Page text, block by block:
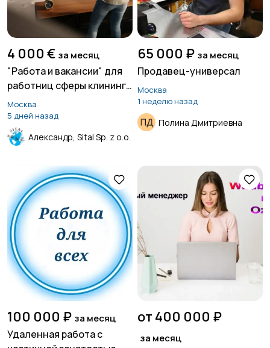
4 000 € за месяц
"Работа и вакансии" для
работниц сферы клининга
и уборок в Швейцарии
Москва
5 дней назад
Александр, Sital Sp. z o.o.
65 000 ₽ за месяц
Продавец-универсал
Москва
1 неделю назад
Полина Дмитриевна
100 000 ₽ за месяц
Удаленная работа с
от 400 000 ₽
за месяц